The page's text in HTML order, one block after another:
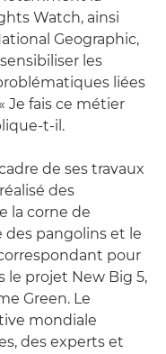
Watch, ainsi
Geographic,
les
liées
Je fais ce métier
t-il.
de ses travaux
des
la corne de
des pangolins et le
pour
le projet New Big 5,
Green. Le
mondiale
des experts et